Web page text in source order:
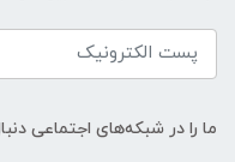
ما را در شبکه‌های اجتماعی